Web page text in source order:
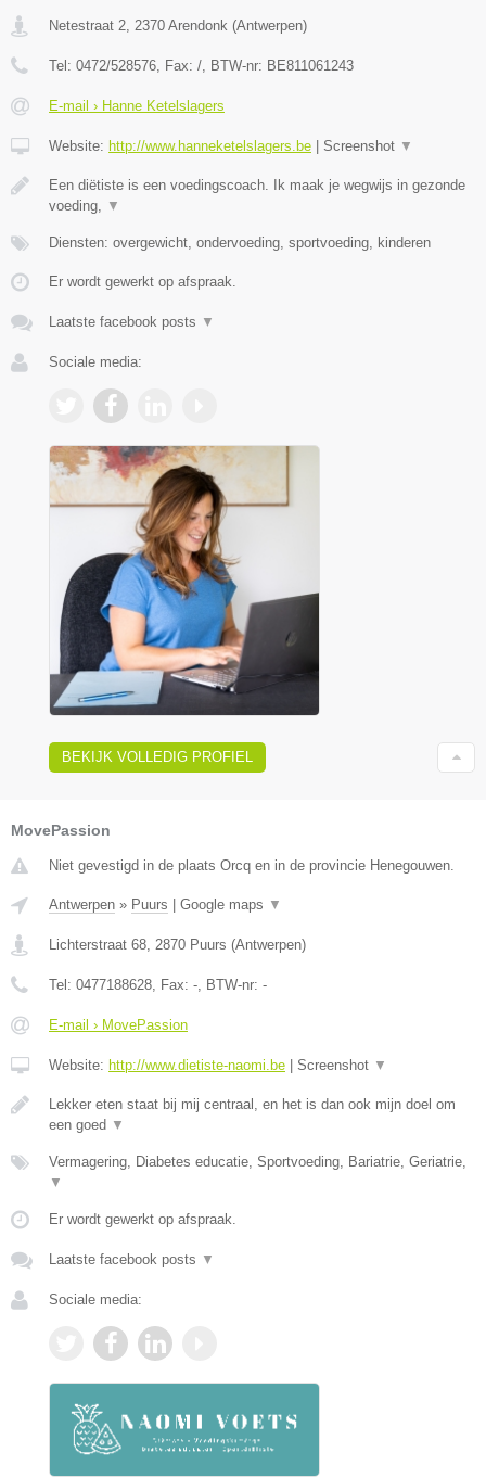
Netestraat 2 2370 Arendonk (Antwerpen)
Tel: 0472/528576 , Fax: / , BTW-nr: BE811061243
E-mail › Hanne Ketelslagers
Website: http://www.hanneketelslagers.be | Screenshot ▼
Een diëtiste is een voedingscoach. Ik maak je wegwijs in gezonde
voeding,
▼
Diensten: overgewicht, ondervoeding, sportvoeding, kinderen
Er wordt gewerkt op afspraak.
Laatste facebook posts ▼
Sociale media:
BEKIJK VOLLEDIG PROFIEL
MovePassion
Niet gevestigd in de plaats Orcq en in de provincie Henegouwen.
Antwerpen » Puurs | Google maps ▼
Lichterstraat 68 2870 Puurs (Antwerpen)
Tel: 0477188628 , Fax: - , BTW-nr: -
E-mail › MovePassion
Website: http://www.dietiste-naomi.be | Screenshot ▼
Lekker eten staat bij mij centraal, en het is dan ook mijn doel om
een goed ▼
Vermagering, Diabetes educatie, Sportvoeding, Bariatrie, Geriatrie,
▼
Er wordt gewerkt op afspraak.
Laatste facebook posts ▼
Sociale media: